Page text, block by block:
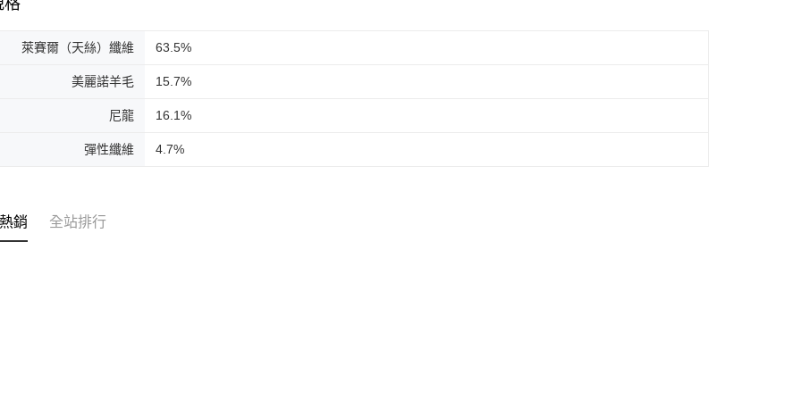
萊賽爾（天絲）纖維 63.5%
美麗諾羊毛 15.7%
尼龍 16.1%
彈性纖維 4.7%
銷 全站排行